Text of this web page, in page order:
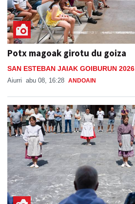
Potx magoak girotu du goiza
SAN ESTEBAN JAIAK GOIBURUN 2026
Aiurri abu 08, 16:28 ANDOAIN